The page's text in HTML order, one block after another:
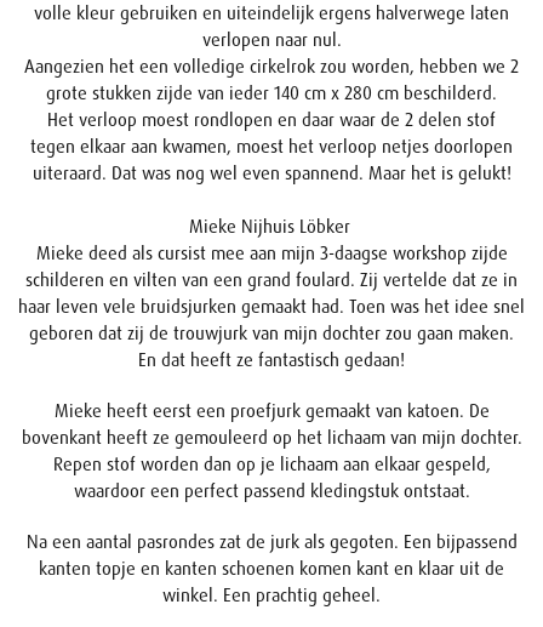
volle kleur gebruiken en uiteindelijk ergens halverwege laten
verlopen naar nul.
Aangezien het een volledige cirkelrok zou worden, hebben we 2
grote stukken zijde van ieder 140 cm x 280 cm beschilderd.
Het verloop moest rondlopen en daar waar de 2 delen stof
tegen elkaar aan kwamen, moest het verloop netjes doorlopen
uiteraard. Dat was nog wel even spannend. Maar het is gelukt!
Mieke Nijhuis Löbker
Mieke deed als cursist mee aan mijn 3-daagse workshop zijde
schilderen en vilten van een grand foulard. Zij vertelde dat ze in
haar leven vele bruidsjurken gemaakt had. Toen was het idee snel
geboren dat zij de trouwjurk van mijn dochter zou gaan maken.
En dat heeft ze fantastisch gedaan!
Mieke heeft eerst een proefjurk gemaakt van katoen. De
bovenkant heeft ze gemouleerd op het lichaam van mijn dochter.
Repen stof worden dan op je lichaam aan elkaar gespeld,
waardoor een perfect passend kledingstuk ontstaat.
Na een aantal pasrondes zat de jurk als gegoten. Een bijpassend
kanten topje en kanten schoenen komen kant en klaar uit de
winkel. Een prachtig geheel.